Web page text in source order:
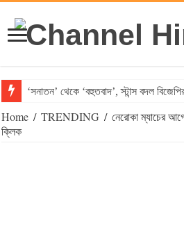
‘সনাতন’ থেকে ‘বহুতবাদ’, স্টান্স বদল
Home / TRENDING / নেরোকা ম্যাচের
ক্লিক